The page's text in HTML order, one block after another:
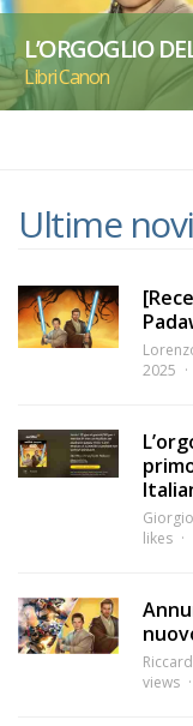
L’ORGOGLIO
Libri Canon
Ultime
2025
likes
views